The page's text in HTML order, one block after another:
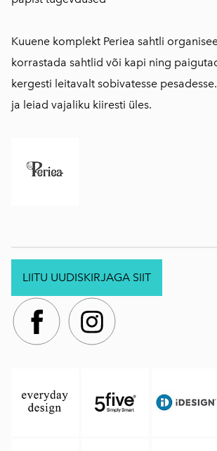
Kuuene komplekt Periea sahtli
korrastada sahtlid või kapi ning
kergesti leitavalt sobivatesse
ja leiad vajaliku kiiresti üles.
LIITU UUDISKIRJAGA SIIT